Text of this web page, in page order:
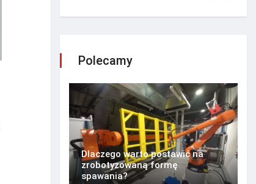
Polecamy
Dlaczego warto postawić na
zrobotyzowaną formę
spawania?